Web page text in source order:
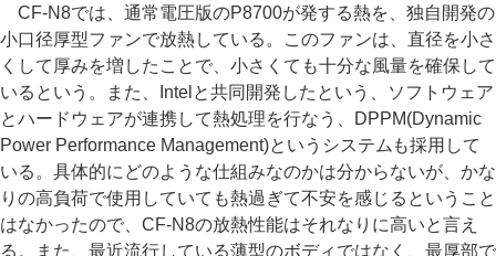
CF-N8では、通常電圧版のP8700が発する熱を、独自開発の
小口径厚型ファンで放熱している。このファンは、直径を小さ
くして厚みを増したことで、小さくても十分な風量を確保して
いるという。また、Intelと共同開発したという、ソフトウェア
とハードウェアが連携して熱処理を行なう、DPPM(Dynamic
Power Performance Management)というシステムも採用して
いる。具体的にどのような仕組みなのかは分からないが、かな
りの高負荷で使用していても熱過ぎて不安を感じるということ
はなかったので、CF-N8の放熱性能はそれなりに高いと言え
る。また、最近流行している薄型のボディではなく、最厚部で